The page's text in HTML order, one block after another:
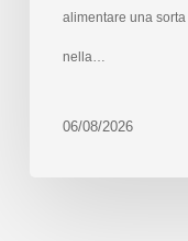
alimentare una
nella…
06/08/2026